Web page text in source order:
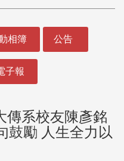
相簿 公告
子報
傳系校友陳彥銘
鼓勵 人生全力以